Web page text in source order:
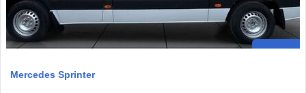
Mercedes Sprinter